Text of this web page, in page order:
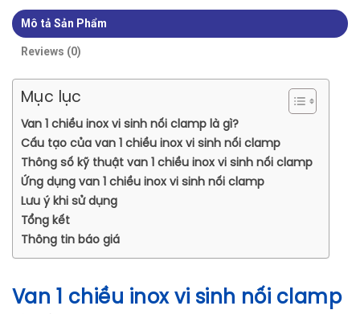
Mô tả Sản Phẩm
Reviews (0)
Mục lục
Van 1 chiều inox vi sinh nối clamp là gì?
Cấu tạo của van 1 chiều inox vi sinh nối clamp
Thông số kỹ thuật van 1 chiều inox vi sinh nối clamp
Ứng dụng van 1 chiều inox vi sinh nối clamp
Lưu ý khi sử dụng
Tổng kết
Thông tin báo giá
Van 1 chiều inox vi sinh nối clamp